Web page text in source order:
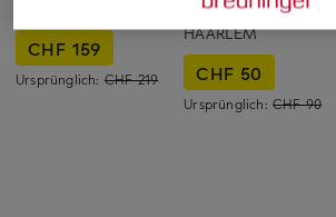
CHF 159
Ursprünglich: CHF 219
Oversized-Hoodie
HAARLEM
CHF 50
Ursprünglich: CHF 90